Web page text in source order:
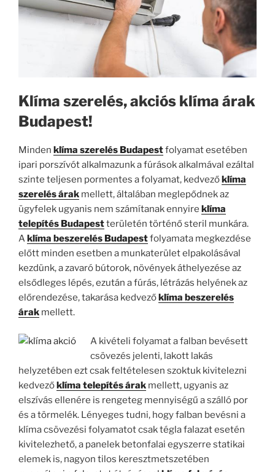
Klíma szerelés, akciós klíma árak
Budapest!
Minden klíma szerelés Budapestfolyamat esetében
ipari porszívót alkalmazunk a fúrások alkalmával ezáltal
szinte teljesen pormentes a folyamat, kedvezőklíma
szerelés árak mellett, általában meglepődnek az
ügyfelek ugyanis nem számítanak ennyire klíma
telepítés Budapestterületén történő steril munkára.
Aklíma beszerelés Budapestfolyamata megkezdése
előtt minden esetben a munkaterület elpakolásával
kezdünk, a zavaró bútorok, növények áthelyezése az
elsődleges lépés, ezután a fúrás, létrázás helyének az
előrendezése, takarása kedvezőklíma beszerelés
árak mellett.
A kivételi folyamat a falban bevésett
csövezés jelenti, lakott lakás
helyzetében ezt csak feltételesen szoktuk kivitelezni
kedvezőklíma telepítés árak mellett, ugyanis az
elszívás ellenére is rengeteg mennyiségű a szálló por
és a törmelék. Lényeges tudni, hogy falban bevésni a
klíma csövezési folyamatot csak tégla falazat esetén
kivitelezhető, a panelek betonfalai egyszerre statikai
elemek is, nagyon tilos keresztmetszetében